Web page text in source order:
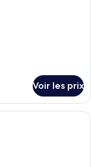
Voir les prix